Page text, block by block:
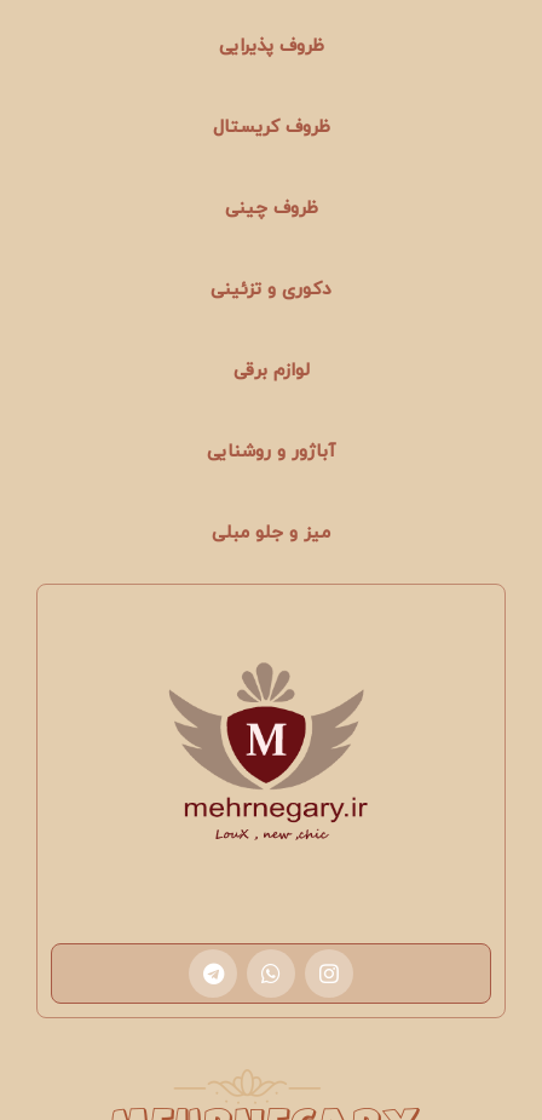
ظروف پذیرایی
ظروف کریستال
ظروف چینی
دکوری و تزئینی
لوازم برقی
آباژور و روشنایی
میز و جلو مبلی